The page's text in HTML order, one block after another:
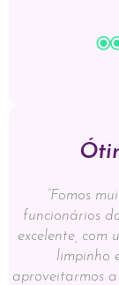
“Fomos
funcionários
excelente,
limpinho
aproveitarmos